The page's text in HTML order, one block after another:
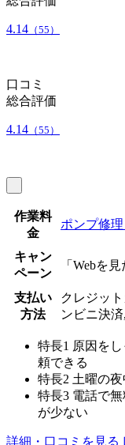
4.14 （55）
口コミ
総合評価
4.14 （55）
作業料
金
ポンプ修理
キャン
ペーン
「Webを
支払い
方法
クレジッ
ンビニ決
特長1 原因を
頼できる
特長2 土曜の
特長3 電話で
が少ない
詳細・口コミを見る